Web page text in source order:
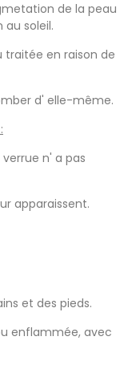
de la peau
au soleil.
traitée en raison de
d' elle-même.
n' a pas
apparaissent.
et des pieds.
enflammée, avec